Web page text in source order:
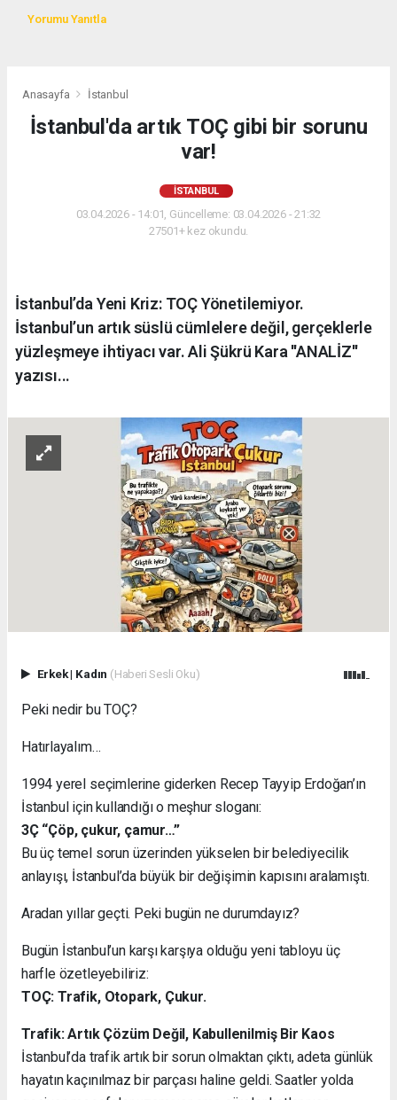
Yorumu Yanıtla
Anasayfa İstanbul
İstanbul'da artık TOÇ gibi bir sorunu
var!
İSTANBUL
03.04.2026 - 14:01, Güncelleme: 03.04.2026 - 21:32
27501+ kez okundu.
İstanbul’da Yeni Kriz: TOÇ Yönetilemiyor.
İstanbul’un artık süslü cümlelere değil, gerçeklerle
yüzleşmeye ihtiyacı var. Ali Şükrü Kara ''ANALİZ''
yazısı...
Erkek| Kadın (Haberi Sesli Oku)
Peki nedir bu TOÇ?
Hatırlayalım…
1994 yerel seçimlerine giderken Recep Tayyip Erdoğan’ın
İstanbul için kullandığı o meşhur sloganı:
3Ç “Çöp, çukur, çamur…”
Bu üç temel sorun üzerinden yükselen bir belediyecilik
anlayışı, İstanbul’da büyük bir değişimin kapısını aralamıştı.
Aradan yıllar geçti. Peki bugün ne durumdayız?
Bugün İstanbul’un karşı karşıya olduğu yeni tabloyu üç
harfle özetleyebiliriz:
TOÇ: Trafik, Otopark, Çukur.
Trafik: Artık Çözüm Değil, Kabullenilmiş Bir Kaos
İstanbul’da trafik artık bir sorun olmaktan çıktı, adeta günlük
hayatın kaçınılmaz bir parçası haline geldi. Saatler yolda